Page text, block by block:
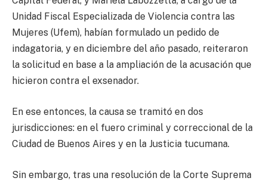
Unidad Fiscal Especializada de Violencia contra las
Mujeres (Ufem), habían formulado un pedido de
indagatoria, y en diciembre del año pasado, reiteraron
la solicitud en base a la ampliación de la acusación que
hicieron contra el exsenador.
En ese entonces, la causa se tramitó en dos
jurisdicciones: en el fuero criminal y correccional de la
Ciudad de Buenos Aires y en la Justicia tucumana.
Sin embargo, tras una resolución de la Corte Suprema